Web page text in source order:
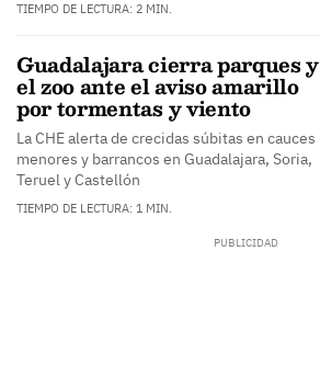
TIEMPO DE LECTURA: 2 MIN.
Guadalajara cierra parques y
el zoo ante el aviso amarillo
por tormentas y viento
La CHE alerta de crecidas súbitas en cauces
menores y barrancos en Guadalajara, Soria,
Teruel y Castellón
TIEMPO DE LECTURA: 1 MIN.